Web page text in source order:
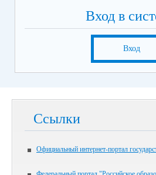
Вход в
Вход
Ссылки
Официальный интернет-портал